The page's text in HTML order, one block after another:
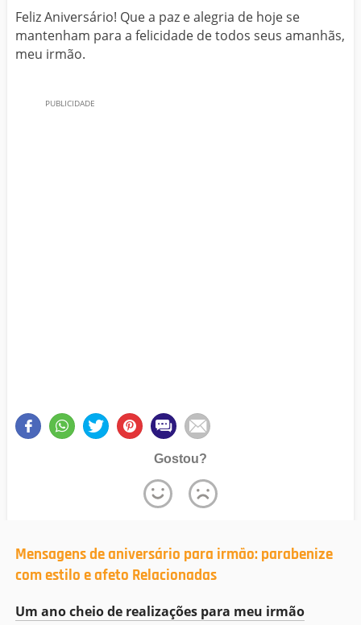
Feliz Aniversário! Que a paz e alegria de hoje se
mantenham para a felicidade de todos seus amanhãs,
meu irmão.
Gostou?
Mensagens de aniversário para irmão: parabenize
com estilo e afeto Relacionadas
Um ano cheio de realizações para meu irmão